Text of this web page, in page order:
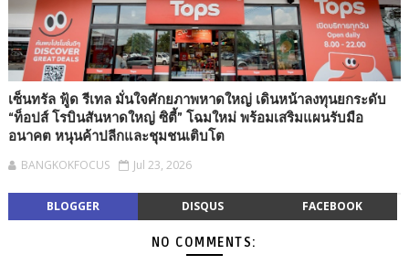
เซ็นทรัล ฟู้ด รีเทล มั่นใจศักยภาพหาดใหญ่ เดินหน้าลงทุนยกระดับ
“ท็อปส์ โรบินสันหาดใหญ่ ซิตี้” โฉมใหม่ พร้อมเสริมแผนรับมือ
อนาคต หนุนค้าปลีกและชุมชนเติบโต
BANGKOKFOCUS Jul 23, 2026
BLOGGER DISQUS FACEBOOK
NO COMMENTS: